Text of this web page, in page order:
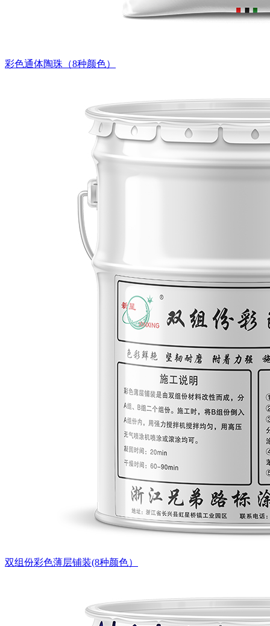
彩色通体陶珠（8种颜色）
双组份彩色薄层铺装(8种颜色）